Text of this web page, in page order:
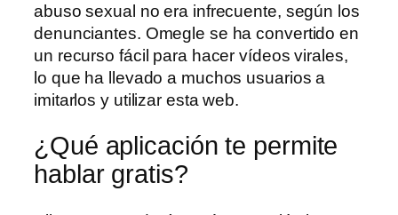
abuso sexual no era infrecuente, según los
denunciantes. Omegle se ha convertido en
un recurso fácil para hacer vídeos virales,
lo que ha llevado a muchos usuarios a
imitarlos y utilizar esta web.
¿Qué aplicación te permite
hablar gratis?